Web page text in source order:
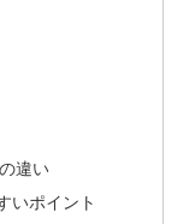
違い
いポイント